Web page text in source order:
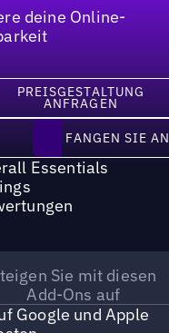
deine Online-
anfragen
PREISGESTALTUNG
ANFRAGEN
Sie an FANGEN SIE AN
Essentials
Sie mit diesen
Add-Ons auf
Google und Apple